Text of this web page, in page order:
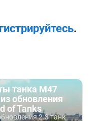
.
танка M47
обновления
of Tanks
2.3 танк